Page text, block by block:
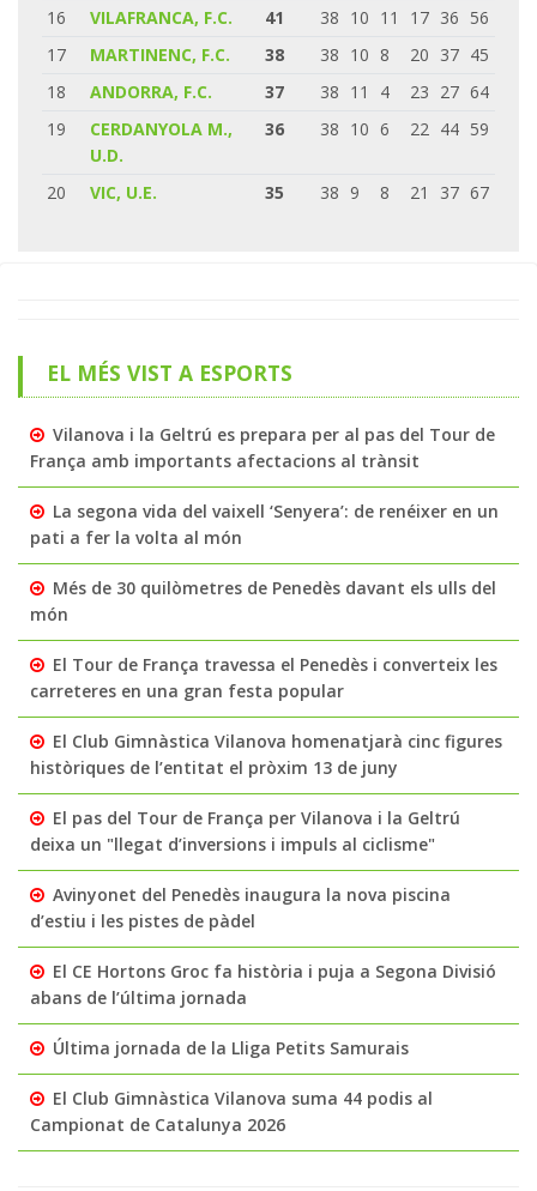
16
VILAFRANCA, F.C. 41 38 10 11 17 36 56
17
MARTINENC, F.C. 38 38 10 8 20 37 45
18
ANDORRA, F.C. 37 38 11 4 23 27 64
19
CERDANYOLA M.,
U.D.
36 38 10 6 22 44 59
20 VIC, U.E. 35 38 9 8 21 37 67
EL MÉS VIST A ESPORTS
Vilanova i la Geltrú es prepara per al pas del Tour de
França amb importants afectacions al trànsit
La segona vida del vaixell ‘Senyera’: de renéixer en un
pati a fer la volta al món
Més de 30 quilòmetres de Penedès davant els ulls del
món
El Tour de França travessa el Penedès i converteix les
carreteres en una gran festa popular
El Club Gimnàstica Vilanova homenatjarà cinc figures
històriques de l’entitat el pròxim 13 de juny
El pas del Tour de França per Vilanova i la Geltrú
deixa un "llegat d’inversions i impuls al ciclisme"
Avinyonet del Penedès inaugura la nova piscina
d’estiu i les pistes de pàdel
El CE Hortons Groc fa història i puja a Segona Divisió
abans de l’última jornada
Última jornada de la Lliga Petits Samurais
El Club Gimnàstica Vilanova suma 44 podis al
Campionat de Catalunya 2026